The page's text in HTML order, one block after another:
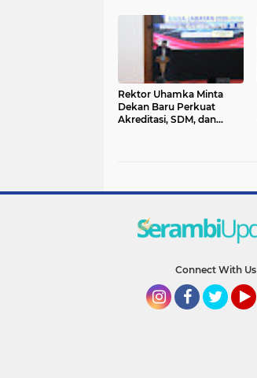
Rektor Uhamka Minta
Dekan Baru Perkuat
Akreditasi, SDM, dan
Connect With Us